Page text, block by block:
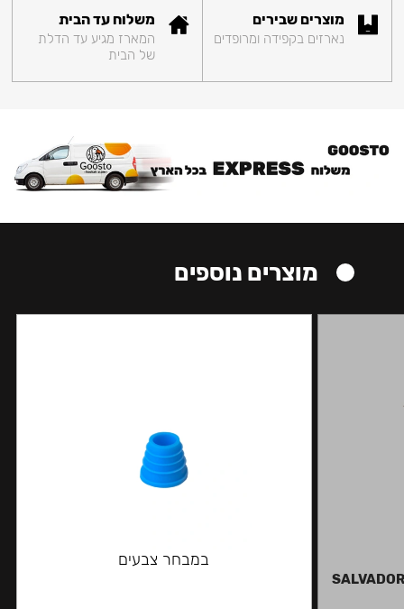
מוצרים שבירים
נארזים בקפידה ומרופדים
משלוח עד הבית
המארז מגיע עד הדלת
של הבית
מוצרים נוספים
במבחר צבעים